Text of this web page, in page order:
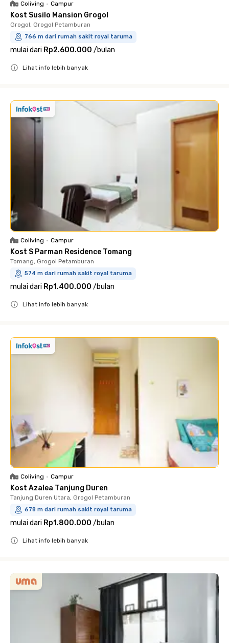
Coliving • Campur
Kost Susilo Mansion Grogol
Grogol, Grogol Petamburan
766 m dari rumah sakit royal taruma
mulai dari Rp2.600.000 /bulan
Lihat info lebih banyak
Coliving • Campur
Kost S Parman Residence Tomang
Tomang, Grogol Petamburan
574 m dari rumah sakit royal taruma
mulai dari Rp1.400.000 /bulan
Lihat info lebih banyak
Coliving • Campur
Kost Azalea Tanjung Duren
Tanjung Duren Utara, Grogol Petamburan
678 m dari rumah sakit royal taruma
mulai dari Rp1.800.000 /bulan
Lihat info lebih banyak